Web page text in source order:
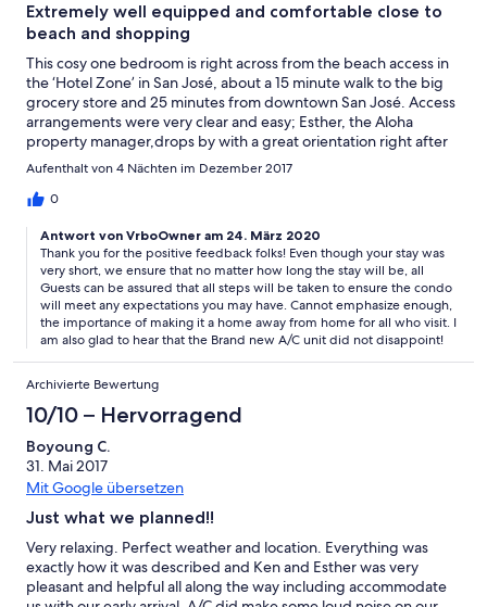
Extremely well equipped and comfortable close to
beach and shopping
This cosy one bedroom is right across from the beach access in
the ‘Hotel Zone’ in San José, about a 15 minute walk to the big
grocery store and 25 minutes from downtown San José. Access
arrangements were very clear and easy; Esther, the Aloha
property manager,drops by with a great orientation right after
you arrive. Bed’s comfy; shower is great and the kitchen has
at night as the street traffic is a bit bothersome with the door
the golf course or the beach. Had an excellent time.
Aufenthalt von 4 Nächten im Dezember 2017
0
Antwort von VrboOwner am 24. März 2020
Thank you for the positive feedback folks! Even though your stay was
very short, we ensure that no matter how long the stay will be, all
Guests can be assured that all steps will be taken to ensure the condo
will meet any expectations you may have. Cannot emphasize enough,
the importance of making it a home away from home for all who visit. I
am also glad to hear that the Brand new A/C unit did not disappoint!
Archivierte Bewertung
10/10 – Hervorragend
Boyoung C.
31. Mai 2017
Mit Google übersetzen
Just what we planned!!
Very relaxing. Perfect weather and location. Everything was
exactly how it was described and Ken and Esther was very
pleasant and helpful all along the way including accommodate